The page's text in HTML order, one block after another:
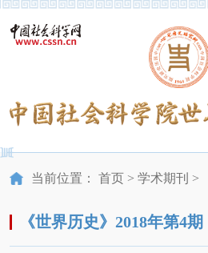
当前位置： 首页> 学术期刊 >
《世界历史》2018年第4期